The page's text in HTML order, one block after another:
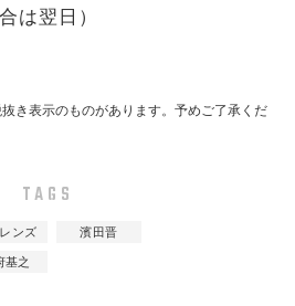
は翌日）
き表示のものがあります。予めご了承くだ
TAGS
ンズ
濱田晋
基之